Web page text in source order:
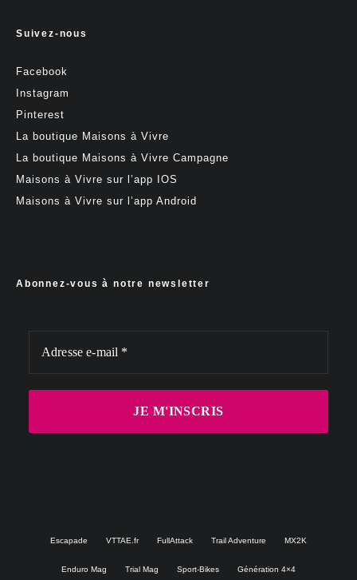
Suivez-nous
Facebook
Instagram
Pinterest
La boutique Maisons à Vivre
La boutique Maisons à Vivre Campagne
Maisons à Vivre sur l’app IOS
Maisons à Vivre sur l’app Android
Abonnez-vous à notre newsletter
Escapade VTTAE.fr FullAttack Trail Adventure MX2K
Enduro Mag Trial Mag Sport-Bikes Génération 4×4